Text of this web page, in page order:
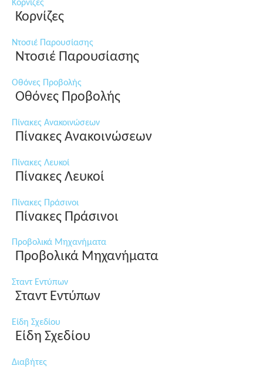
Κορνίζες
Κορνίζες
Ντοσιέ Παρουσίασης
Ντοσιέ Παρουσίασης
Οθόνες Προβολής
Οθόνες Προβολής
Πίνακες Ανακοινώσεων
Πίνακες Ανακοινώσεων
Πίνακες Λευκοί
Πίνακες Λευκοί
Πίνακες Πράσινοι
Πίνακες Πράσινοι
Προβολικά Μηχανήματα
Προβολικά Μηχανήματα
Σταντ Εντύπων
Σταντ Εντύπων
Είδη Σχεδίου
Είδη Σχεδίου
Διαβήτες